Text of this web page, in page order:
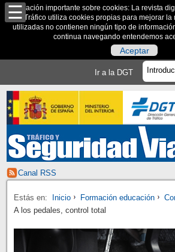
Información importante sobre cookies: La revista
de Tráfico utiliza cookies propias para mejorar la
utilizadas no contienen ningún tipo de
continua navegando entendemos
Aceptar
Ir a la DGT
Canal RSS
Estás en: Inicio Formación educación
A los pedales, control total